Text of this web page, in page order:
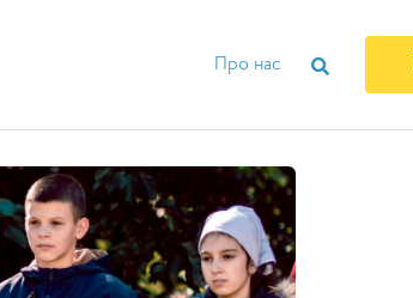
Про нас